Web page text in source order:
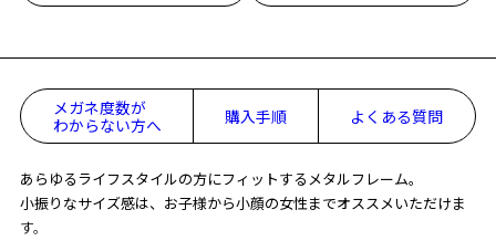
メガネ度数が
わからない方へ
購入手順 よくある質問
あらゆるライフスタイルの方にフィットするメタルフレーム。
小振りなサイズ感は、お子様から小顔の女性までオススメいただけま
す。